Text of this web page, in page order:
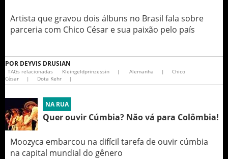
Artista que gravou dois álbuns no Brasil fala sobre
parceria com Chico César e sua paixão pelo país
POR DEYVIS DRUSIAN
TAGs relacionadas Kleingeldprinzessin | Alemanha |
Chico
César
| Dota Kehr |
NA RUA
Quer ouvir Cúmbia? Não vá para Colômbia!
Moozyca embarcou na difícil tarefa de ouvir cúmbia
na capital mundial do gênero